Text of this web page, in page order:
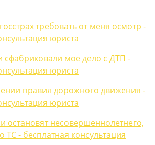
требовать от меня осмотр -
юриста
сфабриковали мое дело с ДТП -
юриста
правил дорожного движения -
юриста
остановят несовершеннолетнего,
ТС - бесплатная консультация